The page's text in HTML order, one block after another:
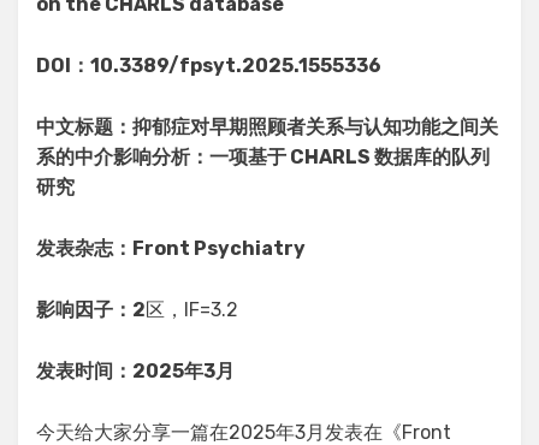
DOI：10.3389/fpsyt.2025.1555336
中文标题：抑郁症对早期照顾者关系与认知功能之间关
系的中介影响分析：一项基于 CHARLS 数据库的队列
研究
发表杂志：Front Psychiatry
影响因子：2区，IF=3.2
发表时间：2025年3月
今天给大家分享一篇在2025年3月发表在《Front